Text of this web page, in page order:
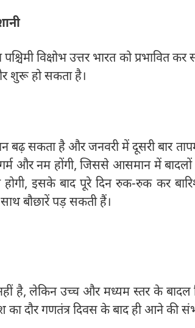
विक्षोभ उत्तर भारत को प्रभावित
शुरू हो सकता है।
बढ़ सकता है और जनवरी में दूसरी बार
और नम होंगी, जिससे आसमान में बादलों
इसके बाद पूरे दिन रुक-रुक कर
बौछारें पड़ सकती हैं।
है, लेकिन उच्च और मध्यम स्तर के
का दौर गणतंत्र दिवस के बाद ही आने की